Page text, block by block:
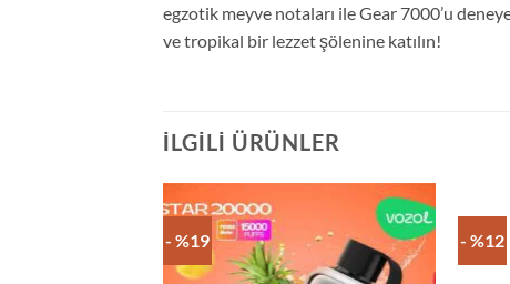
egzotik meyve notaları ile Gear 7000’u
ve tropikal bir lezzet şölenine katılın!
İLGILI ÜRÜNLER
- %19 - %12